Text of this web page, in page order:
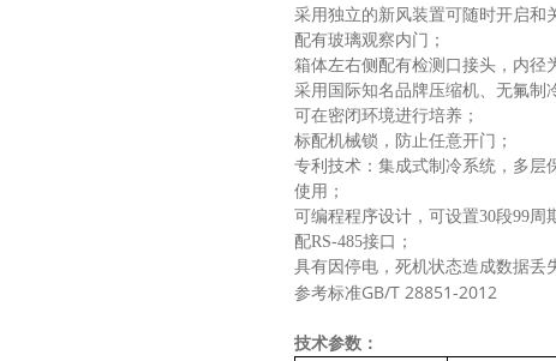
采用独立的新风装置可随时开启和
配有玻璃观察内门；
箱体左右侧配有检测口接头，内径
采用国际知名品牌压缩机、无氟制
可在密闭环境进行培养；
标配机械锁，防止任意开门；
专利技术：集成式制冷系统，多层
使用；
可编程程序设计，可设置30段99周
配RS-485接口；
具有因停电，死机状态造成数据丢
参考标准GB/T 28851-2012
技术参数：